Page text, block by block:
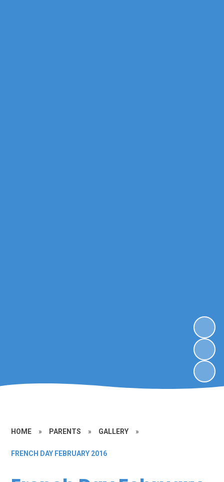
HOME » PARENTS » GALLERY »
FRENCH DAY FEBRUARY 2016